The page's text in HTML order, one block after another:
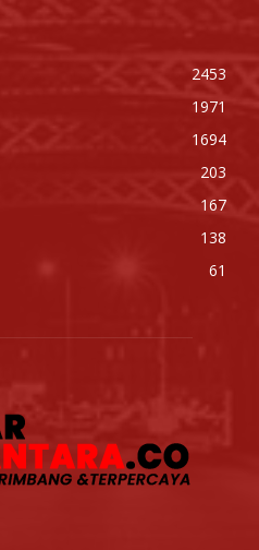
2453
1971
1694
203
167
138
61